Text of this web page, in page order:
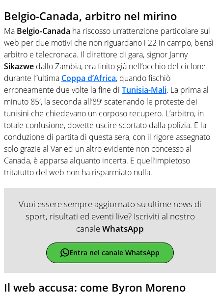
Belgio-Canada, arbitro nel mirino
Ma Belgio-Canada ha riscosso un’attenzione particolare sul
web per due motivi che non riguardano i 22 in campo, bensì
arbitro e telecronaca. Il direttore di gara, signor Janny
Sikazwe dallo Zambia, era finito già nell’occhio del ciclone
durante l”ultima Coppa d’Africa, quando fischiò
erroneamente due volte la fine di Tunisia-Mali. La prima al
minuto 85′, la seconda all’89’ scatenando le proteste dei
tunisini che chiedevano un corposo recupero. L’arbitro, in
totale confusione, dovette uscire scortato dalla polizia. E la
conduzione di partita di questa sera, con il rigore assegnato
solo grazie al Var ed un altro evidente non concesso al
Canada, è apparsa alquanto incerta. E quell’impietoso
tritatutto del web non ha risparmiato nulla.
Vuoi essere sempre aggiornato su ultime news di
sport, risultati ed eventi live? Iscriviti al nostro
canaleWhatsApp
Entra nel canale WhatsApp
Il web accusa: come Byron Moreno